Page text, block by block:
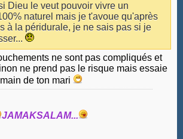
Dieu le veut pouvoir vivre un
naturel mais je t'avoue qu'après
à la péridurale, je ne sais pas si je
ne sont pas compliqués et
ne prend pas le risque mais essaie
de ton mari
JAMAKSALAM...